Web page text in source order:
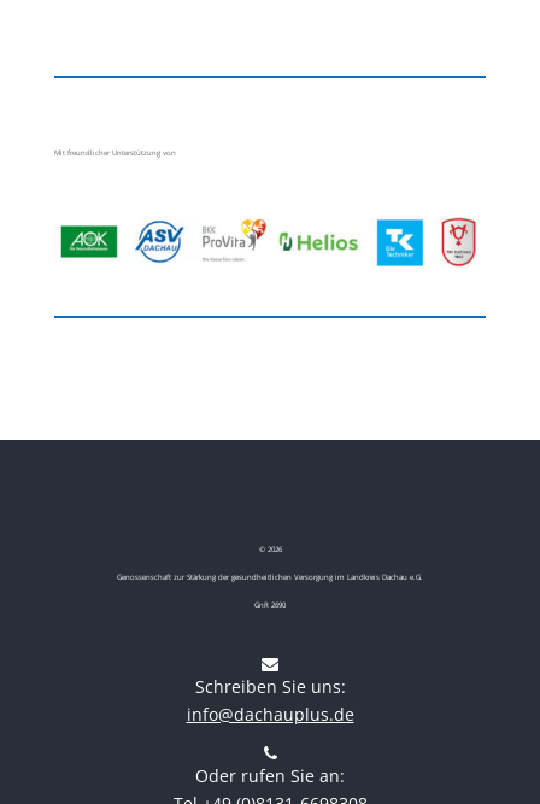
Mit freundlicher Unterstützung von
© 2026
Genossenschaft zur Stärkung der gesundheitlichen Versorgung im Landkreis Dachau e.G.
GnR 2690
Schreiben Sie uns:
info@dachauplus.de
Oder rufen Sie an: